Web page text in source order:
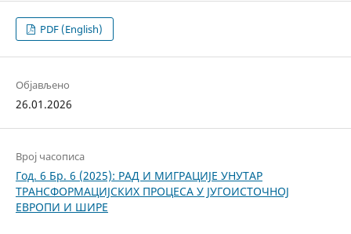
PDF (English)
Објављено
26.01.2026
Bрој часописа
Год. 6 Бр. 6 (2025): РАД И МИГРАЦИЈЕ УНУТАР
ТРАНСФОРМАЦИЈСКИХ ПРОЦЕСА У ЈУГОИСТОЧНОЈ
ЕВРОПИ И ШИРЕ